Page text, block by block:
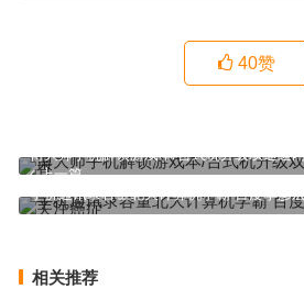
40赞
上一篇
博大师手机解锁游戏本/台式机升级双通道
手机通讯录容量北大计算机学霸 百度李彦
相关推荐